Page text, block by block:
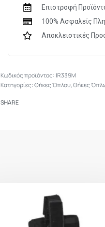
Walther P99
Walther PPQ
Επιστροφή
100% Ασφαλείς
Αποκλειστικές
IR339M
Κατηγορίες:Θήκες Όπλου,Θήκες
SHARE